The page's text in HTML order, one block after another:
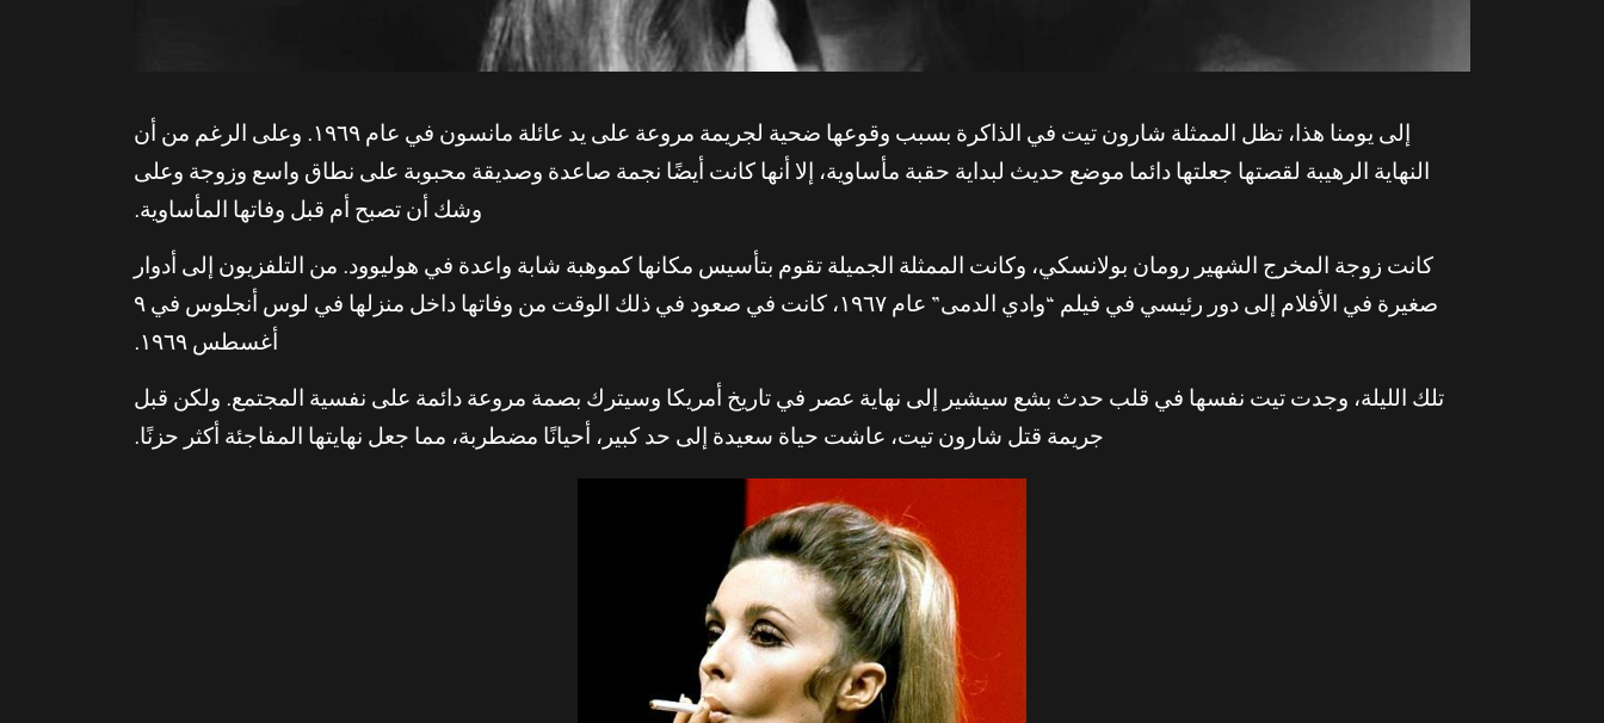
إلى يومنا هذا، تظل الممثلة شارون تيت في الذاكرة بسبب وقوعها ضحية لجريمة مروعة على يد عائلة مانسون في عام ١٩٦٩. وعلى الرغم من أن
النهاية الرهيبة لقصتها جعلتها دائما موضع حديث لبداية حقبة مأساوية، إلا أنها كانت أيضًا نجمة صاعدة وصديقة محبوبة على نطاق واسع وزوجة وعلى
وشك أن تصبح أم قبل وفاتها المأساوية.
كانت زوجة المخرج الشهير رومان بولانسكي، وكانت الممثلة الجميلة تقوم بتأسيس مكانها كموهبة شابة واعدة في هوليوود. من التلفزيون إلى أدوار
صغيرة في الأفلام إلى دور رئيسي في فيلم “وادي الدمى” عام ١٩٦٧، كانت في صعود في ذلك الوقت من وفاتها داخل منزلها في لوس أنجلوس في ٩
أغسطس ١٩٦٩.
تلك الليلة، وجدت تيت نفسها في قلب حدث بشع سيشير إلى نهاية عصر في تاريخ أمريكا وسيترك بصمة مروعة دائمة على نفسية المجتمع. ولكن قبل
جريمة قتل شارون تيت، عاشت حياة سعيدة إلى حد كبير، أحيانًا مضطربة، مما جعل نهايتها المفاجئة أكثر حزنًا.